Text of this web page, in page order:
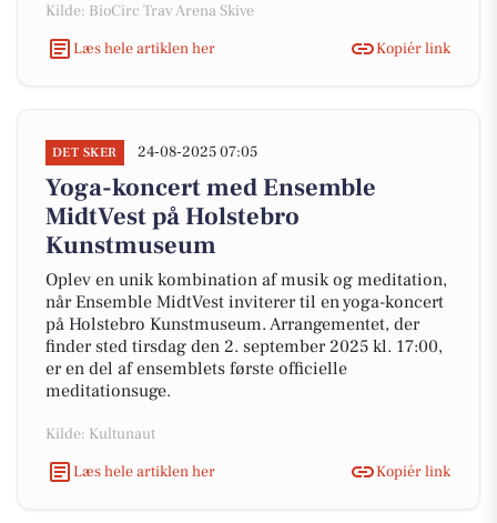
Kilde: BioCirc Trav Arena Skive
Læs hele artiklen her
Kopiér link
DET SKER 24-08-2025 07:05
Yoga-koncert med Ensemble
MidtVest på Holstebro
Kunstmuseum
Oplev en unik kombination af musik og meditation,
når Ensemble MidtVest inviterer til en yoga-koncert
på Holstebro Kunstmuseum. Arrangementet, der
finder sted tirsdag den 2. september 2025 kl. 17:00,
er en del af ensemblets første officielle
meditationsuge.
Kilde: Kultunaut
Læs hele artiklen her
Kopiér link